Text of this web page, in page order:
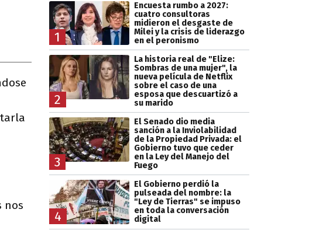
nos
1
Encuesta rumbo a 2027:
cuatro consultoras
midieron el desgaste de
Milei y la crisis de liderazgo
en el peronismo
2
La historia real de "Elize:
Sombras de una mujer", la
nueva película de Netflix
sobre el caso de una
esposa que descuartizó a
su marido
3
El Senado dio media
sanción a la Inviolabilidad
de la Propiedad Privada: el
Gobierno tuvo que ceder
en la Ley del Manejo del
Fuego
4
El Gobierno perdió la
pulseada del nombre: la
"Ley de Tierras" se impuso
en toda la conversación
digital